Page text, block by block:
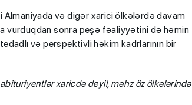
və digər xarici ölkələrdə davam
vurduqdan sonra peşə fəaliyyətini də həmin
və perspektivli həkim kadrlarının bir
abituriyentlər xaricdə deyil, məhz öz ölkələrində